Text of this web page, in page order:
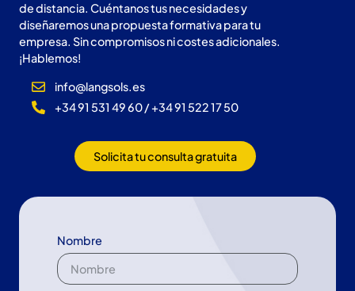
de distancia. Cuéntanos tus necesidades y
diseñaremos una propuesta formativa para tu
empresa. Sin compromisos ni costes adicionales.
¡Hablemos!
info@langsols.es
+34 91 531 49 60 / +34 91 522 17 50
Solicita tu consulta gratuita
Nombre